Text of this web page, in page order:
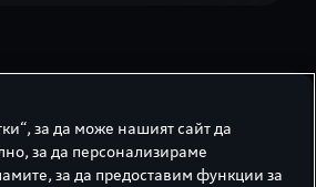
сме
за да може нашият сайт да
за да персонализираме
за да предоставим функции за